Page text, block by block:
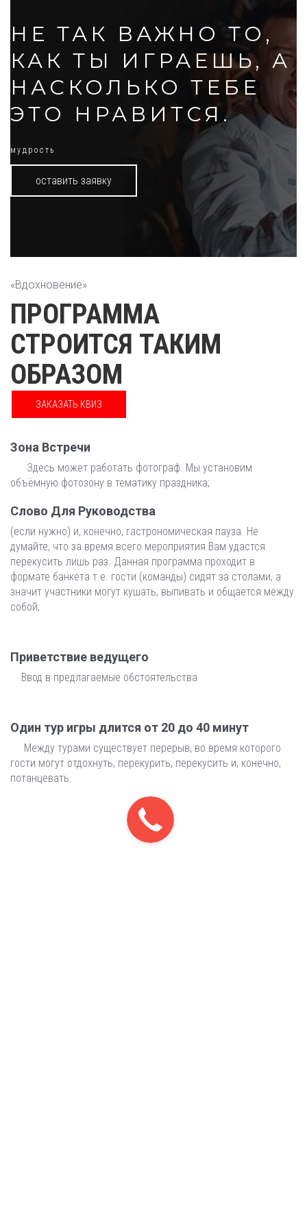
НЕ ТАК ВАЖНО ТО,
КАК ТЫ ИГРАЕШЬ, А
НАСКОЛЬКО ТЕБЕ
ЭТО НРАВИТСЯ.
мудрость
оставить заявку
«Вдохновение»
ПРОГРАММА
СТРОИТСЯ ТАКИМ
ОБРАЗОМ
ЗАКАЗАТЬ КВИЗ
Зона Встречи
Здесь может работать фотограф. Мы установим
объёмную фотозону в тематику праздника;
Слово Для Руководства
(если нужно) и, конечно, гастрономическая пауза. Не
думайте, что за время всего мероприятия Вам удастся
перекусить лишь раз. Данная программа проходит в
формате банкета т.е. гости (команды) сидят за столами, а
значит участники могут кушать, выпивать и общается между
собой;
Приветствие ведущего
Ввод в предлагаемые обстоятельства
Один тур игры длится от 20 до 40 минут
Между турами существует перерыв, во время которого
гости могут отдохнуть, перекурить, перекусить и, конечно,
потанцевать.